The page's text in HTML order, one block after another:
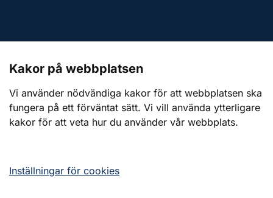
Webbplatsen
Om webbplatsen
Kakor på webbplatsen
Vi använder nödvändiga kakor för att webbplatsen ska
fungera på ett förväntat sätt. Vi vill använda ytterligare
kakor för att veta hur du använder vår webbplats.
Inställningar för cookies